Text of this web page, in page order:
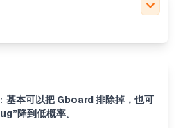
基本可以把 Gboard 排除掉，也可
降到低概率。